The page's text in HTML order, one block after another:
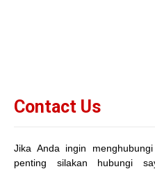
Contact Us
Jika Anda ingin
penting silakan hubungi